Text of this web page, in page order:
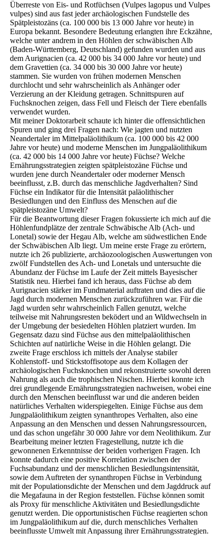
Überreste von Eis- und Rotfüchsen (Vulpes lagopus und Vulpes
vulpes) sind aus fast jeder archäologischen Fundstelle des
Spätpleistozäns (ca. 100 000 bis 13 000 Jahre vor heute) in
Europa bekannt. Besondere Bedeutung erlangten ihre Eckzähne,
welche unter andrem in den Höhlen der schwäbischen Alb
(Baden-Württemberg, Deutschland) gefunden wurden und aus
dem Aurignacien (ca. 42 000 bis 34 000 Jahre vor heute) und
dem Gravettien (ca. 34 000 bis 30 000 Jahre vor heute)
stammen. Sie wurden von frühen modernen Menschen
durchlocht und sehr wahrscheinlich als Anhänger oder
Verzierung an der Kleidung getragen. Schnittspuren auf
Fuchsknochen zeigen, dass Fell und Fleisch der Tiere ebenfalls
verwendet wurden.
Mit meiner Doktorarbeit schaute ich hinter die offensichtlichen
Spuren und ging drei Fragen nach: Wie jagten und nutzten
Neandertaler im Mittelpaläolithikum (ca. 100 000 bis 42 000
Jahre vor heute) und moderne Menschen im Jungpaläolithikum
(ca. 42 000 bis 14 000 Jahre vor heute) Füchse? Welche
Ernährungsstrategien zeigten spätpleistozäne Füchse und
wurden jene durch Neandertaler oder moderner Mensch
beeinflusst, z.B. durch das menschliche Jagdverhalten? Sind
Füchse ein Indikator für die Intensität paläolithischer
Besiedlungen und den Einfluss des Menschen auf die
spätpleistozäne Umwelt?
Für die Beantwortung dieser Fragen fokussierte ich mich auf die
Höhlenfundplätze der zentrale Schwäbische Alb (Ach- und
Lonetal) sowie der Hegau Alb, welche am südwestlichen Ende
der Schwäbischen Alb liegt. Um meine erste Frage zu erörtern,
nutzte ich 26 publizierte, archäozoologischen Auswertungen von
zwölf Fundstellen des Ach- und Lonetals und untersuchte die
Abundanz der Füchse im Laufe der Zeit mittels Bayesischer
Statistik neu. Hierbei fand ich heraus, dass Füchse ab dem
Aurignacien stärker im Fundmaterial auftraten und dies auf die
Jagd durch modernen Menschen zurückzuführen war. Für die
Jagd wurden sehr wahrscheinlich Fallen genutzt, welche
teilweise mit Nahrungsresten beködert und an Wildwechseln in
der Umgebung der besiedelten Höhlen platziert wurden. Im
Gegensatz dazu sind Füchse aus den mittelpaläolithischen
Schichten auf natürliche Weise in die Höhlen gelangt. Die
zweite Frage erschloss ich mittels der Analyse stabiler
Kohlenstoff- und Stickstoffisotope aus dem Kollagen der
archäologischen Fuchsknochen und rekonstruierte sowohl deren
Nahrung als auch die trophischen Nischen. Hierbei konnte ich
drei grundlegende Ernährungsstrategien nachweisen, wobei eine
durch den Menschen beeinflusst war und die anderen beiden
natürliches Verhalten widerspiegelten. Einige Füchse aus dem
Jungpaläolithikum zeigten synanthropes Verhalten, also eine
Anpassung an den Menschen und dessen Nahrungsressourcen,
und das schon ungefähr 30 000 Jahre vor dem Neolithikum. Zur
Bearbeitung meiner letzten Fragestellung, nutzte ich die
gewonnenen Erkenntnisse der beiden vorherigen Fragen. Ich
konnte dadurch eine positive Korrelation zwischen der
Fuchsabundanz und der menschlichen Besiedlungsintensität,
sowie dem Auftreten der synanthropen Füchse in Verbindung
mit der Populationsdichte der Menschen und dem Jagddruck auf
die Megafauna in der Region feststellen. Füchse können somit
als Proxy für menschliche Aktivitäten und Besiedlungsdichte
genutzt werden. Die opportunistischen Füchse reagierten schon
im Jungpaläolithikum auf die, durch menschliches Verhalten
beeinflusste Umwelt mit Anpassung ihrer Ernährungsstrategien.